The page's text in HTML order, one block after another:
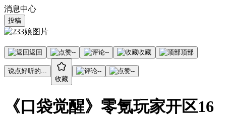
消息中心
投稿
返回 -- -- 收藏 顶部
说点好听的...
收藏
-- --
《口袋觉醒》零氪玩家开区16